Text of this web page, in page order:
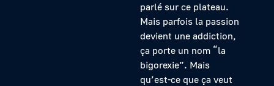
parlé sur ce plateau.
Mais parfois la passion
devient une addiction,
ça porte un nom “la
bigorexie”. Mais
qu’est-ce que ça veut